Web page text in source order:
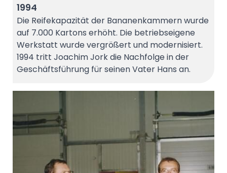
1994
Die Reifekapazität der Bananenkammern wurde
auf 7.000 Kartons erhöht. Die betriebseigene
Werkstatt wurde vergrößert und modernisiert.
1994 tritt Joachim Jork die Nachfolge in der
Geschäftsführung für seinen Vater Hans an.